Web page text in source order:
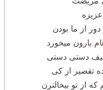
دور از ما بودن
بارون میخورد
دستی دستی
تقصیر از کی
از تو بیخالترن